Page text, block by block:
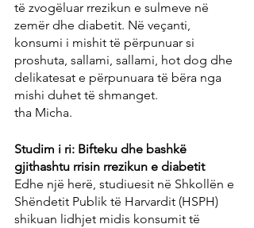
të zvogëluar rrezikun e sulmeve në
zemër dhe diabetit. Në veçanti,
konsumi i mishit të përpunuar si
proshuta, sallami, sallami, hot dog dhe
delikatesat e përpunuara të bëra nga
mishi duhet të shmanget.
tha Micha.
Studim i ri: Bifteku dhe bashkë
gjithashtu rrisin rrezikun e diabetit
Edhe një herë, studiuesit në Shkollën e
Shëndetit Publik të Harvardit (HSPH)
shikuan lidhjet midis konsumit të